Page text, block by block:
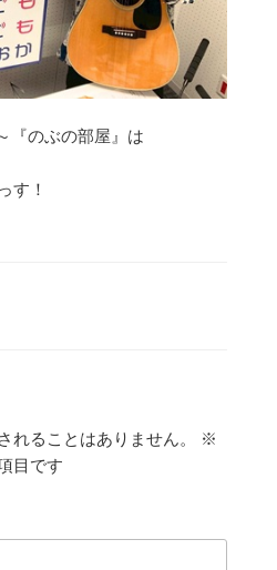
『のぶの部屋』は
す！
れることはありません。
※
目です